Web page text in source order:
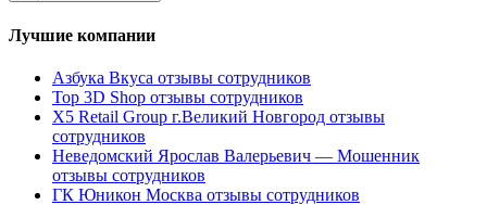
Лучшие компании
Азбука Вкуса отзывы сотрудников
Top 3D Shop отзывы сотрудников
X5 Retail Group г.Великий Новгород отзывы
сотрудников
Неведомский Ярослав Валерьевич — Мошенник
отзывы сотрудников
ГК Юникон Москва отзывы сотрудников